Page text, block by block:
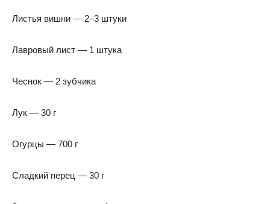
Листья вишни — 2–3 штуки
Лавровый лист — 1 штука
Чеснок — 2 зубчика
Лук — 30 г
Огурцы — 700 г
Сладкий перец — 30 г